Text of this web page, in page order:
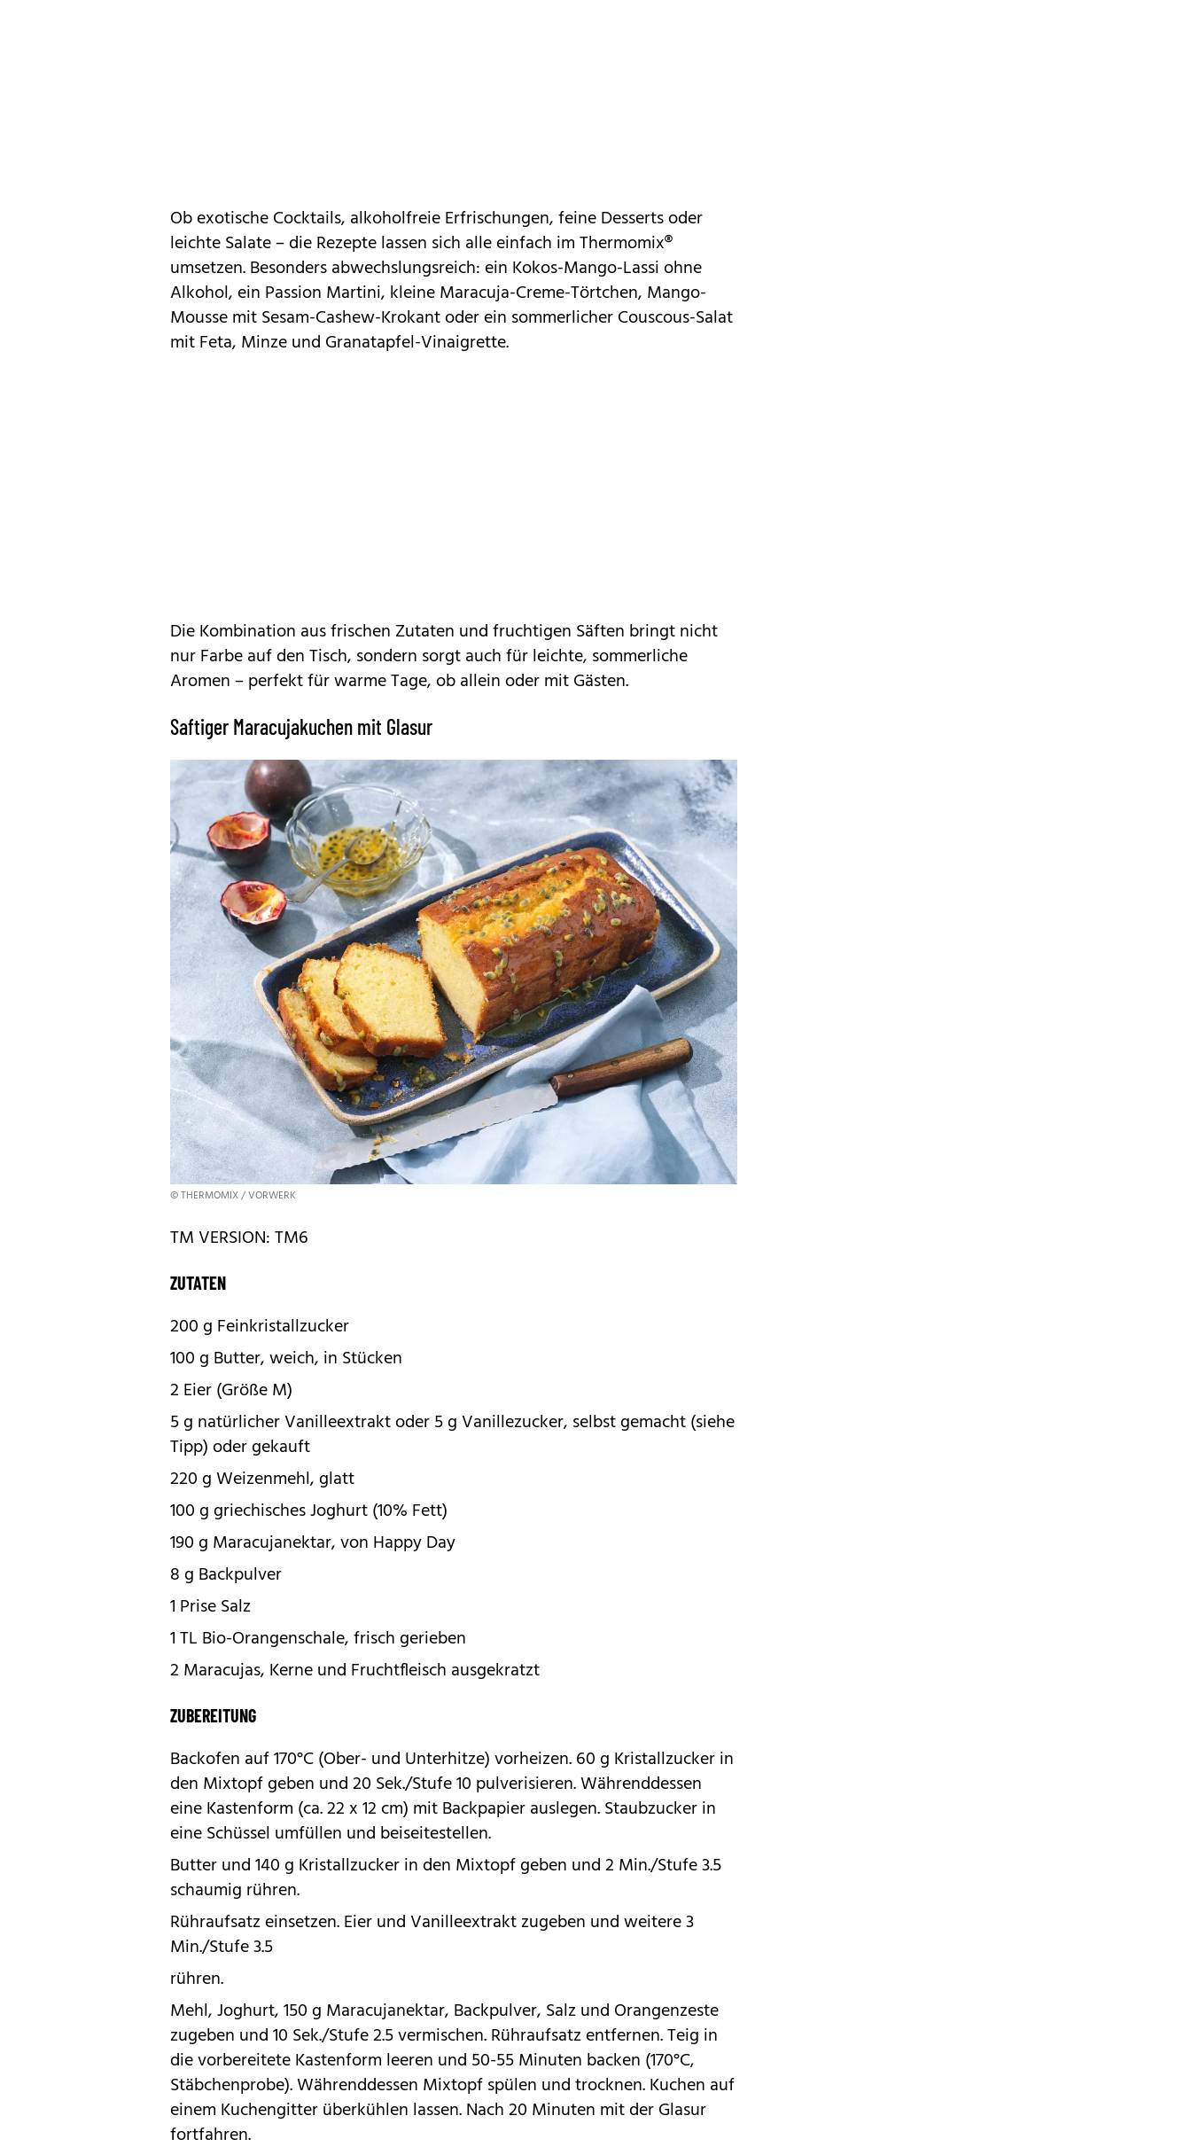
Ob exotische Cocktails, alkoholfreie Erfrischungen, feine Desserts oder
leichte Salate – die Rezepte lassen sich alle einfach im Thermomix®
umsetzen. Besonders abwechslungsreich: ein Kokos-Mango-Lassi ohne
Alkohol, ein Passion Martini, kleine Maracuja-Creme-Törtchen, Mango-
Mousse mit Sesam-Cashew-Krokant oder ein sommerlicher Couscous-Salat
mit Feta, Minze und Granatapfel-Vinaigrette.
Die Kombination aus frischen Zutaten und fruchtigen Säften bringt nicht
nur Farbe auf den Tisch, sondern sorgt auch für leichte, sommerliche
Aromen – perfekt für warme Tage, ob allein oder mit Gästen.
Saftiger Maracujakuchen mit Glasur
© THERMOMIX / VORWERK
TM VERSION: TM6
ZUTATEN
200 g Feinkristallzucker
100 g Butter, weich, in Stücken
2 Eier (Größe M)
5 g natürlicher Vanilleextrakt oder 5 g Vanillezucker, selbst gemacht (siehe
Tipp) oder gekauft
220 g Weizenmehl, glatt
100 g griechisches Joghurt (10% Fett)
190 g Maracujanektar, von Happy Day
8 g Backpulver
1 Prise Salz
1 TL Bio-Orangenschale, frisch gerieben
2 Maracujas, Kerne und Fruchtfleisch ausgekratzt
ZUBEREITUNG
Backofen auf 170°C (Ober- und Unterhitze) vorheizen. 60 g Kristallzucker in
den Mixtopf geben und 20 Sek./Stufe 10 pulverisieren. Währenddessen
eine Kastenform (ca. 22 x 12 cm) mit Backpapier auslegen. Staubzucker in
eine Schüssel umfüllen und beiseitestellen.
Butter und 140 g Kristallzucker in den Mixtopf geben und 2 Min./Stufe 3.5
schaumig rühren.
Rühraufsatz einsetzen. Eier und Vanilleextrakt zugeben und weitere 3
Min./Stufe 3.5
rühren.
Mehl, Joghurt, 150 g Maracujanektar, Backpulver, Salz und Orangenzeste
zugeben und 10 Sek./Stufe 2.5 vermischen. Rühraufsatz entfernen. Teig in
die vorbereitete Kastenform leeren und 50-55 Minuten backen (170°C,
Stäbchenprobe). Währenddessen Mixtopf spülen und trocknen. Kuchen auf
einem Kuchengitter überkühlen lassen. Nach 20 Minuten mit der Glasur
fortfahren.